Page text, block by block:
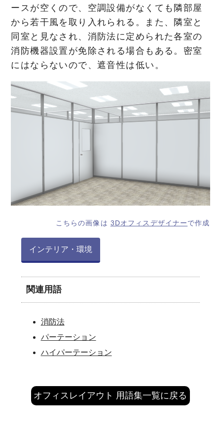
ースが空くので、空調設備がなくても隣部屋
から若干風を取り入れられる。また、隣室と
同室と見なされ、消防法に定められた各室の
消防機器設置が免除される場合もある。密室
にはならないので、遮音性は低い。
こちらの画像は 3Dオフィスデザイナーで作成
インテリア・環境
関連用語
消防法
パーテーション
ハイパーテーション
オフィスレイアウト 用語集一覧に戻る